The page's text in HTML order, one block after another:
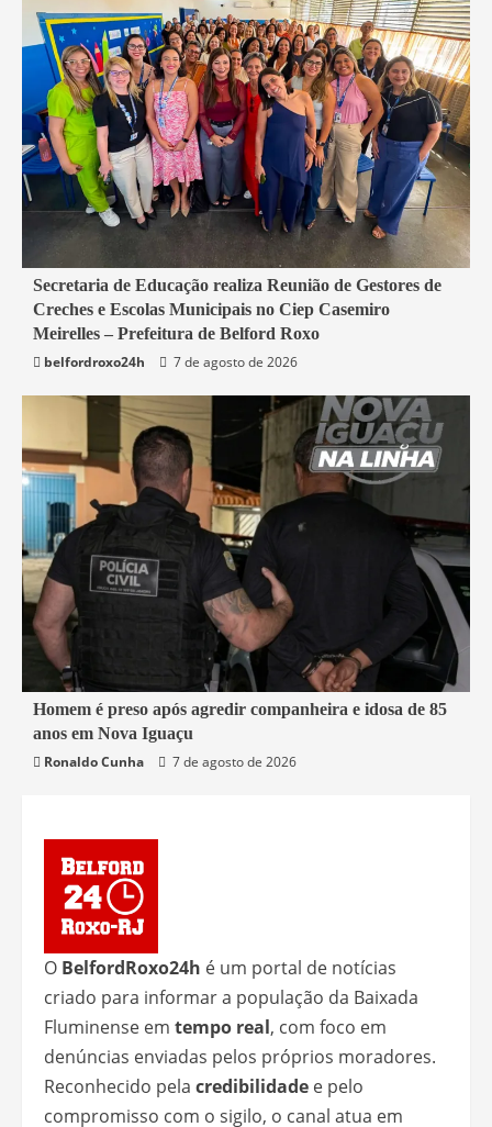
4 min read
Belford Roxo
Secretaria de Educação realiza Reunião de Gestores de
Creches e Escolas Municipais no Ciep Casemiro
Meirelles – Prefeitura de Belford Roxo
belfordroxo24h
7 de agosto de 2026
2 min read
Nova Iguaçu
Segurança
Homem é preso após agredir companheira e idosa de 85
anos em Nova Iguaçu
Ronaldo Cunha
7 de agosto de 2026
O BelfordRoxo24h é um portal de notícias
criado para informar a população da Baixada
Fluminense em tempo real, com foco em
denúncias enviadas pelos próprios moradores.
Reconhecido pela credibilidade e pelo
compromisso com o sigilo, o canal atua em